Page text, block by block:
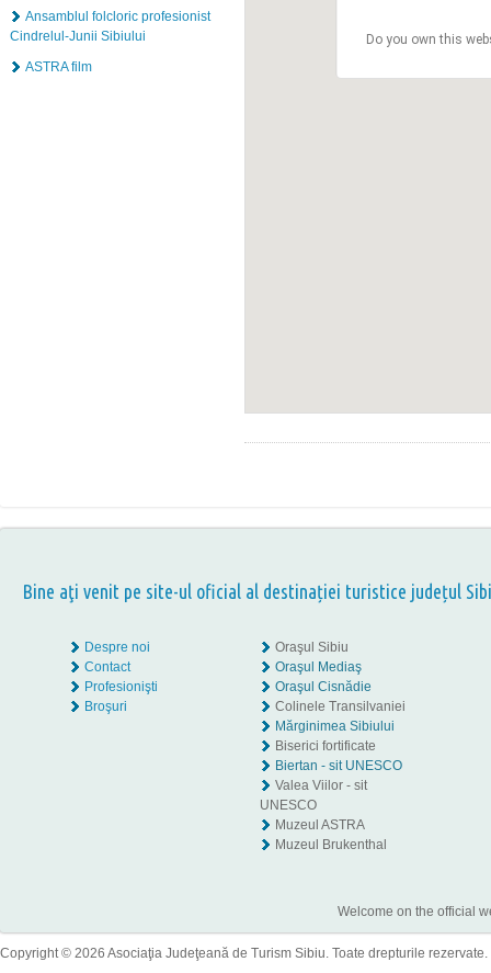
Ansamblul folcloric profesionist
Cindrelul-Junii Sibiului
ASTRA film
Do you own this
Bine aţi venit pe site-ul oficial al destinației turistice județul
Despre noi
Contact
Profesionişti
Broşuri
Oraşul Sibiu
Oraşul Mediaş
Oraşul Cisnădie
Colinele Transilvaniei
Mărginimea Sibiului
Biserici fortificate
Biertan - sit UNESCO
Valea Viilor - sit
UNESCO
Muzeul ASTRA
Muzeul Brukenthal
Welcome on the official
Copyright © 2026 Asociaţia Judeţeană de Turism Sibiu. Toate drepturile rezervate.